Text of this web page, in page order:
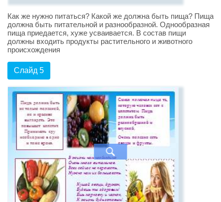
Как же нужно питаться? Какой же должна быть пища? Пища
должна быть питательной и разнообразной. Однообразная
пища приедается, хуже усваивается. В состав пищи
должны входить продукты растительного и животного
происхождения
Слайд 5